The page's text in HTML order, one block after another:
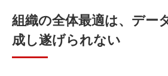
組織の全体最適は、デー
成し遂げられない